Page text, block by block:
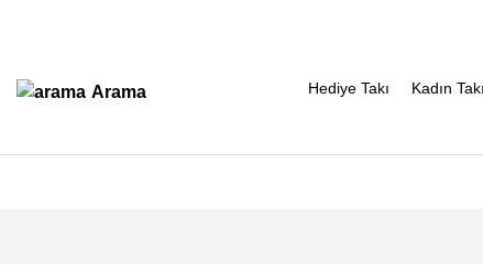
Arama Hediye Takı Kadın Takı